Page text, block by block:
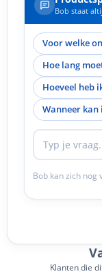
Bob staat
Voor welke
Hoe lang
Hoeveel heb
Wanneer kan
Bob kan zich nog
Klanten die